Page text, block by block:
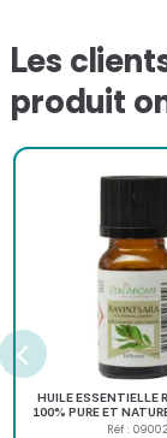
Les
produit
HUILE ESSENTIELLE
100% PURE ET
de 10 ml
Réf : 09002